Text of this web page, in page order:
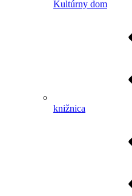
Kultúrny dom
knižnica